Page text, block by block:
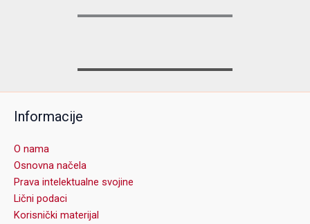
Informacije
O nama
Osnovna načela
Prava intelektualne svojine
Lični podaci
Korisnički materijal